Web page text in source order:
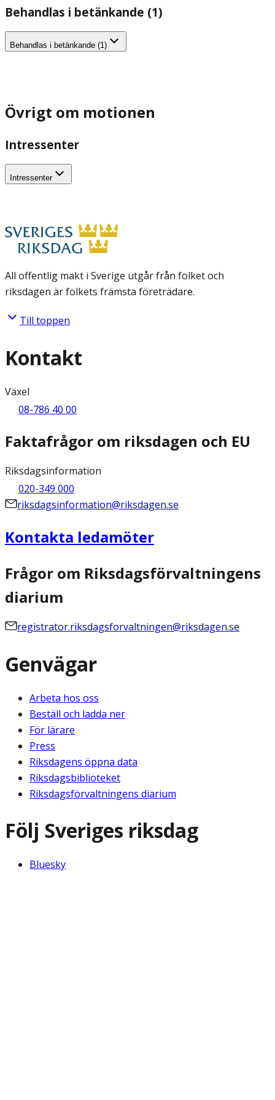
Behandlas i betänkande (1)
Behandlas i betänkande (1)
Övrigt om motionen
Intressenter
Intressenter
All offentlig makt i Sverige utgår från folket och
riksdagen är folkets främsta företrädare.
Till toppen
Kontakt
Växel
08-786 40 00
Faktafrågor om riksdagen och EU
Riksdagsinformation
020-349 000
riksdagsinformation@riksdagen.se
Kontakta ledamöter
Frågor om Riksdagsförvaltningens
diarium
registrator.riksdagsforvaltningen@riksdagen.se
Genvägar
Arbeta hos oss
Beställ och ladda ner
För lärare
Press
Riksdagens öppna data
Riksdagsbiblioteket
Riksdagsförvaltningens diarium
Följ Sveriges riksdag
Bluesky